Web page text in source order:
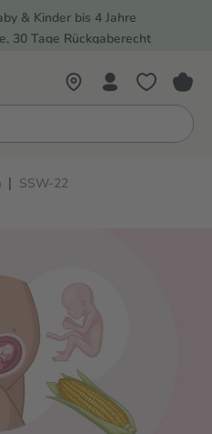
& Kinder bis 4 Jahre
30 Tage Rückgaberecht
| SSW-22